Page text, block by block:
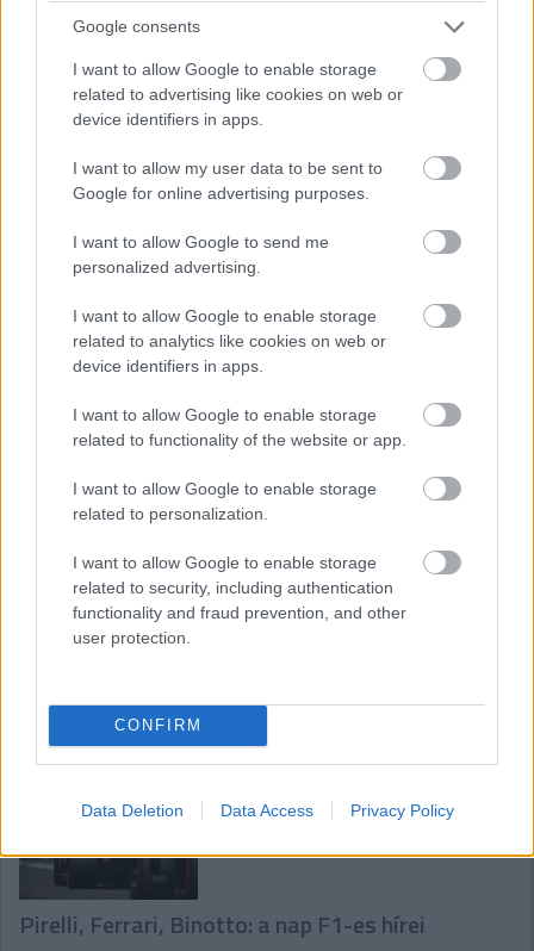
Google consents
I want to allow Google to enable storage
related to advertising like cookies on web or
device identifiers in apps.
I want to allow my user data to be sent to
Google for online advertising purposes.
I want to allow Google to send me
personalized advertising.
I want to allow Google to enable storage
related to analytics like cookies on web or
device identifiers in apps.
I want to allow Google to enable storage
related to functionality of the website or app.
I want to allow Google to enable storage
related to personalization.
I want to allow Google to enable storage
related to security, including authentication
functionality and fraud prevention, and other
user protection.
CONFIRM
Data Deletion Data Access Privacy Policy
Ha ismerőseid figyelmébe ajánlanád a cikket, megteheted az
alábbi gombokkal:
További cikkeink a témában
pénteki F1-es hírek
Pirelli, Ferrari, Binotto: a nap F1-es hírei